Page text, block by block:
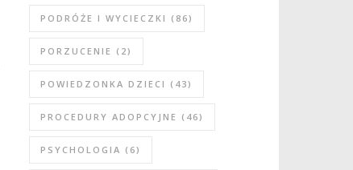
PODRÓŻE I WYCIECZKI (86)
PORZUCENIE (2)
POWIEDZONKA DZIECI (43)
PROCEDURY ADOPCYJNE (46)
PSYCHOLOGIA (6)